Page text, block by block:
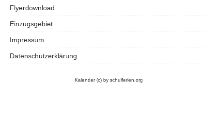
Flyerdownload
Einzugsgebiet
Impressum
Datenschutzerklärung
Kalender(c) by schulferien.org